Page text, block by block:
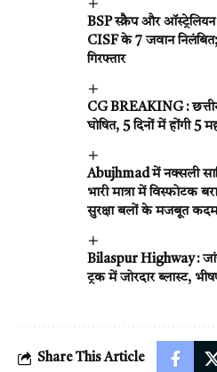
BSP स्क्रैप और
CISF के 7 जवान
गिरफ्तार
CG BREAKING :
घोषित, 5 दिनों में होंगी 5
Abujhmad में नक्सली
भारी मात्रा में विस्फोटक
सुरक्षा बलों के मजबूत कदम
Bilaspur Highway :
ट्रक में जोरदार ब्लास्ट,
Share This Article